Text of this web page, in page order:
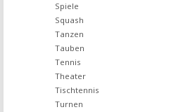
Spiele
Squash
Tanzen
Tauben
Tennis
Theater
Tischtennis
Turnen